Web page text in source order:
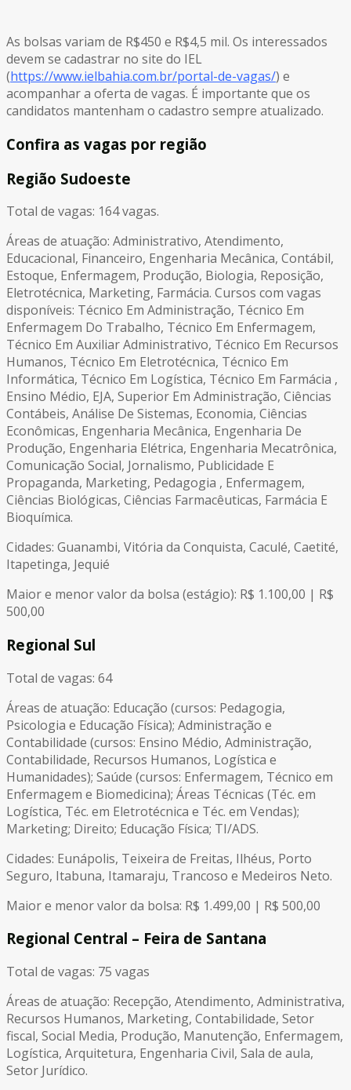
As bolsas variam de R$450 e R$4,5 mil. Os interessados
devem se cadastrar no site do IEL
(https://www.ielbahia.com.br/portal-de-vagas/) e
acompanhar a oferta de vagas. É importante que os
candidatos mantenham o cadastro sempre atualizado.
Confira as vagas por região
Região Sudoeste
Total de vagas: 164 vagas.
Áreas de atuação: Administrativo, Atendimento,
Educacional, Financeiro, Engenharia Mecânica, Contábil,
Estoque, Enfermagem, Produção, Biologia, Reposição,
Eletrotécnica, Marketing, Farmácia. Cursos com vagas
disponíveis: Técnico Em Administração, Técnico Em
Enfermagem Do Trabalho, Técnico Em Enfermagem,
Técnico Em Auxiliar Administrativo, Técnico Em Recursos
Humanos, Técnico Em Eletrotécnica, Técnico Em
Informática, Técnico Em Logística, Técnico Em Farmácia ,
Ensino Médio, EJA, Superior Em Administração, Ciências
Contábeis, Análise De Sistemas, Economia, Ciências
Econômicas, Engenharia Mecânica, Engenharia De
Produção, Engenharia Elétrica, Engenharia Mecatrônica,
Comunicação Social, Jornalismo, Publicidade E
Propaganda, Marketing, Pedagogia , Enfermagem,
Ciências Biológicas, Ciências Farmacêuticas, Farmácia E
Bioquímica.
Cidades: Guanambi, Vitória da Conquista, Caculé, Caetité,
Itapetinga, Jequié
Maior e menor valor da bolsa (estágio): R$ 1.100,00 | R$
500,00
Regional Sul
Total de vagas: 64
Áreas de atuação: Educação (cursos: Pedagogia,
Psicologia e Educação Física); Administração e
Contabilidade (cursos: Ensino Médio, Administração,
Contabilidade, Recursos Humanos, Logística e
Humanidades); Saúde (cursos: Enfermagem, Técnico em
Enfermagem e Biomedicina); Áreas Técnicas (Téc. em
Logística, Téc. em Eletrotécnica e Téc. em Vendas);
Marketing; Direito; Educação Física; TI/ADS.
Cidades: Eunápolis, Teixeira de Freitas, Ilhéus, Porto
Seguro, Itabuna, Itamaraju, Trancoso e Medeiros Neto.
Maior e menor valor da bolsa: R$ 1.499,00 | R$ 500,00
Regional Central – Feira de Santana
Total de vagas: 75 vagas
Áreas de atuação: Recepção, Atendimento, Administrativa,
Recursos Humanos, Marketing, Contabilidade, Setor
fiscal, Social Media, Produção, Manutenção, Enfermagem,
Logística, Arquitetura, Engenharia Civil, Sala de aula,
Setor Jurídico.